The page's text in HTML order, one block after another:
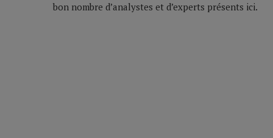
bon nombre d’analystes et d’experts présents ici.